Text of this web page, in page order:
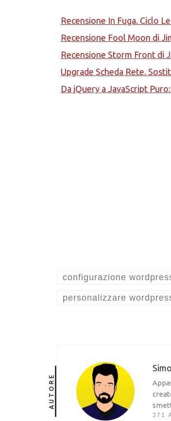
Recensione In Fuga. Ciclo
Recensione Fool Moon di
Recensione Storm Front di
Upgrade Scheda Rete.
Da jQuery a JavaScript
configurazione
personalizzare
AUTORE
371